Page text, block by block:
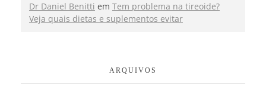
Dr Daniel Benitti em Tem problema na tireoide?
Veja quais dietas e suplementos evitar
ARQUIVOS